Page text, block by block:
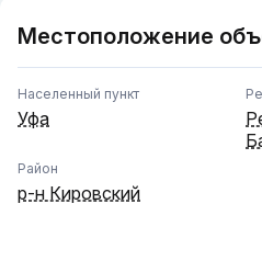
Местоположение
Населенный пункт
Уфа
Район
р-н Кировский